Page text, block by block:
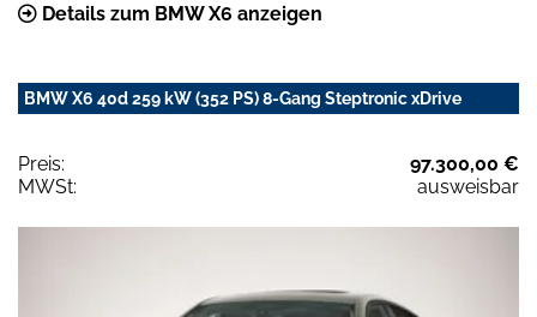
Details zum BMW X6 anzeigen
BMW X6 40d 259 kW (352 PS) 8-Gang Steptronic xDrive
Preis:
97.300,00 €
MWSt:
ausweisbar